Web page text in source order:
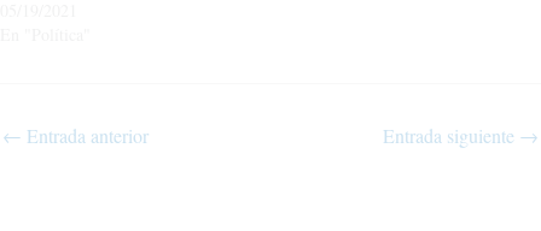
← Entrada anterior Entrada siguiente →